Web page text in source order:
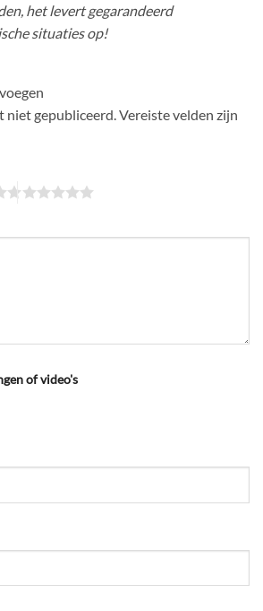
het levert gegarandeerd
situaties op!
niet gepubliceerd.Vereiste velden zijn
of video's